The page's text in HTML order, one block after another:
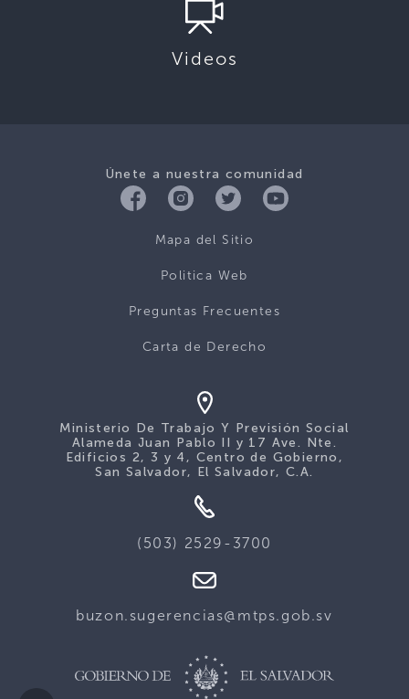
Videos
Únete a nuestra comunidad
Mapa del Sitio
Politica Web
Preguntas Frecuentes
Carta de Derecho
Ministerio De Trabajo Y Previsión Social
Alameda Juan Pablo II y 17 Ave. Nte.
Edificios 2, 3 y 4, Centro de Gobierno,
San Salvador, El Salvador, C.A.
(503) 2529-3700
buzon.sugerencias@mtps.gob.sv